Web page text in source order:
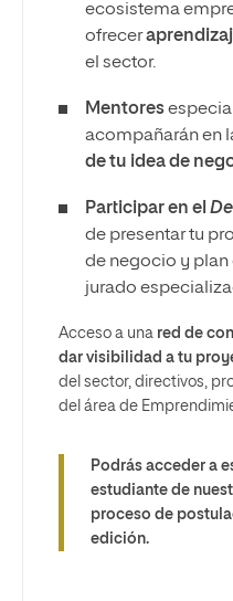
ecosistema
ofrecer
el sector.
Mentores
acompañarán en
de tu idea de
Participar en el
de presentar tu
de negocio y plan
jurado
Acceso a una red de
dar visibilidad a tu
del sector, directivos,
del área de
Podrás acceder a
estudiante de
proceso de
edición.